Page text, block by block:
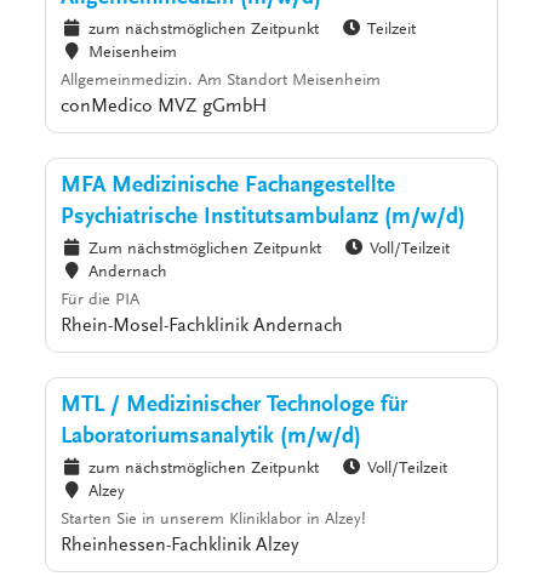
zum nächstmöglichen Zeitpunkt
Teilzeit
Meisenheim
Allgemeinmedizin. Am Standort Meisenheim
conMedico MVZ gGmbH
MFA Medizinische Fachangestellte
Psychiatrische Institutsambulanz (m/w/d)
Zum nächstmöglichen Zeitpunkt
Voll/Teilzeit
Andernach
Für die PIA
Rhein-Mosel-Fachklinik Andernach
MTL / Medizinischer Technologe für
Laboratoriumsanalytik (m/w/d)
zum nächstmöglichen Zeitpunkt
Voll/Teilzeit
Alzey
Starten Sie in unserem Kliniklabor in Alzey!
Rheinhessen-Fachklinik Alzey